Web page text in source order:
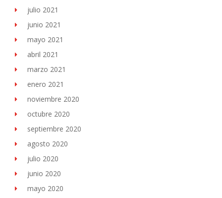
julio 2021
junio 2021
mayo 2021
abril 2021
marzo 2021
enero 2021
noviembre 2020
octubre 2020
septiembre 2020
agosto 2020
julio 2020
junio 2020
mayo 2020